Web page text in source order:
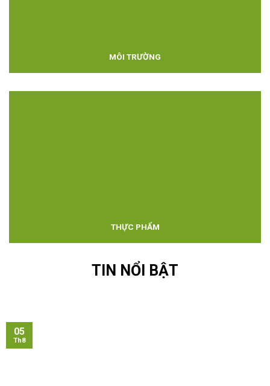
MÔI TRƯỜNG
THỰC PHẨM
TIN NỔI BẬT
05
Th8